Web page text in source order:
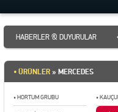
HABERLER & DUYURULAR
• ÜRÜNLER » MERCEDES
• HORTUM GRUBU •